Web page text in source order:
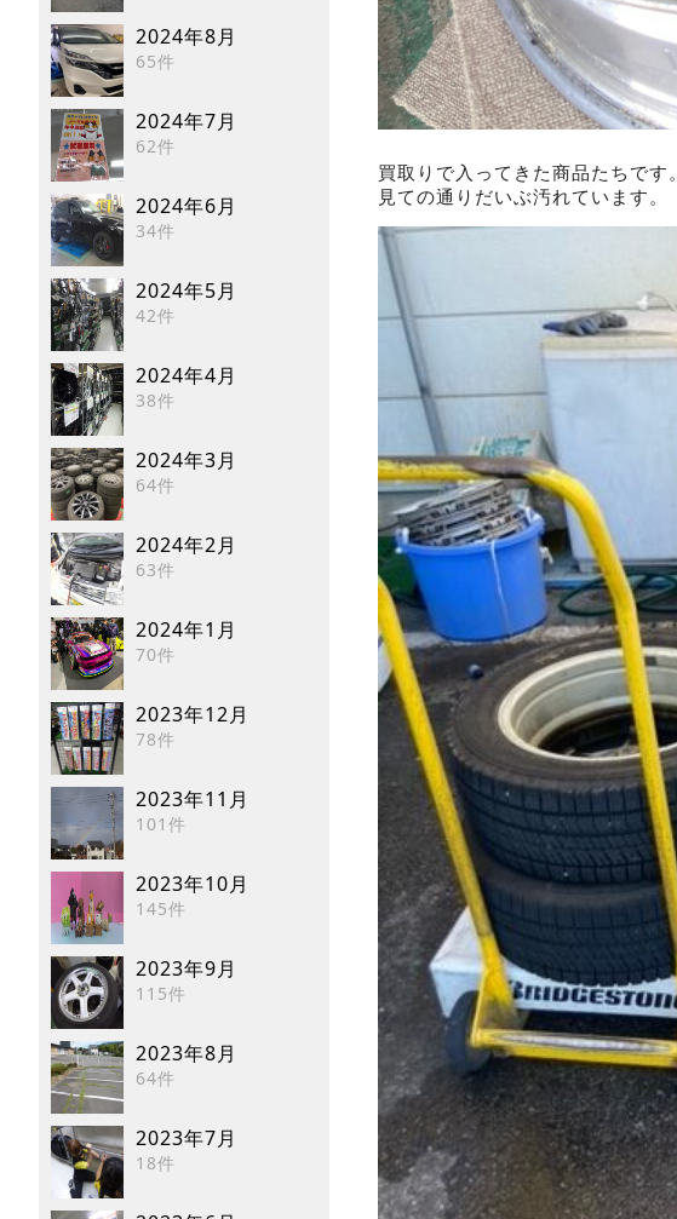
2024年8月
65件
2024年7月
62件
2024年6月
34件
2024年5月
42件
2024年4月
38件
2024年3月
64件
2024年2月
63件
2024年1月
70件
2023年12月
78件
2023年11月
101件
2023年10月
145件
2023年9月
115件
2023年8月
64件
2023年7月
18件
買取りで入ってきた商品たちです。
見ての通りだいぶ汚れています。